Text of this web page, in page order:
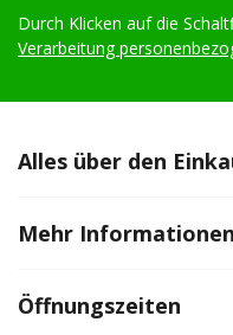
Durch Klicken auf die
Verarbeitung
Alles über den
Mehr Informationen
Öffnungszeiten